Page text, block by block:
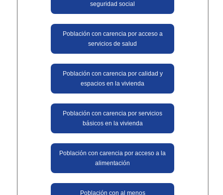
seguridad social
Población con carencia por acceso a
servicios de salud
Población con carencia por calidad y
espacios en la vivienda
Población con carencia por servicios
básicos en la vivienda
Población con carencia por acceso a la
alimentación​​
Población con al menos